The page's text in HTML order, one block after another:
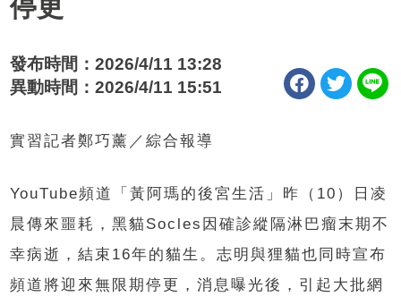
停更
發布時間：2026/4/11 13:28
異動時間：2026/4/11 15:51
實習記者鄭巧薰／綜合報導
YouTube頻道「黃阿瑪的後宮生活」昨（ 10 ）日凌
晨傳來噩耗，黑貓Socles 因確診縱隔淋巴瘤末期不
幸病逝，結束 16年的貓生。志明與狸貓也同時宣布
頻道將迎來無限期停更，消息曝光後，引起大批網